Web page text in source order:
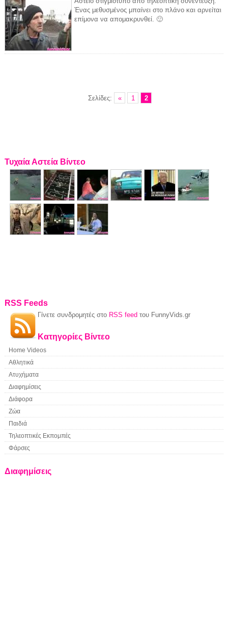
Ένας μεθυσμένος μπαίνει στο πλάνο και αρνείται
επίμονα να απομακρυνθεί. 🙂
Σελίδες: « 1 2
Τυχαία Αστεία Βίντεο
RSS Feeds
Γίνετε συνδρομητές στο RSS feed του FunnyVids.gr
Κατηγορίες Βίντεο
Home Videos
Αθλητικά
Ατυχήματα
Διαφημίσεις
Διάφορα
Ζώα
Παιδιά
Τηλεοπτικές Εκπομπές
Φάρσες
Διαφημίσεις